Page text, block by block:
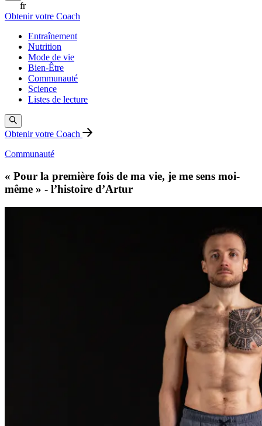
fr
Obtenir votre Coach
Entraînement
Nutrition
Mode de vie
Bien-Être
Communauté
Science
Listes de lecture
Obtenir votre Coach
Communauté
« Pour la première fois de ma vie, je me sens moi-
même » - l’histoire d’Artur